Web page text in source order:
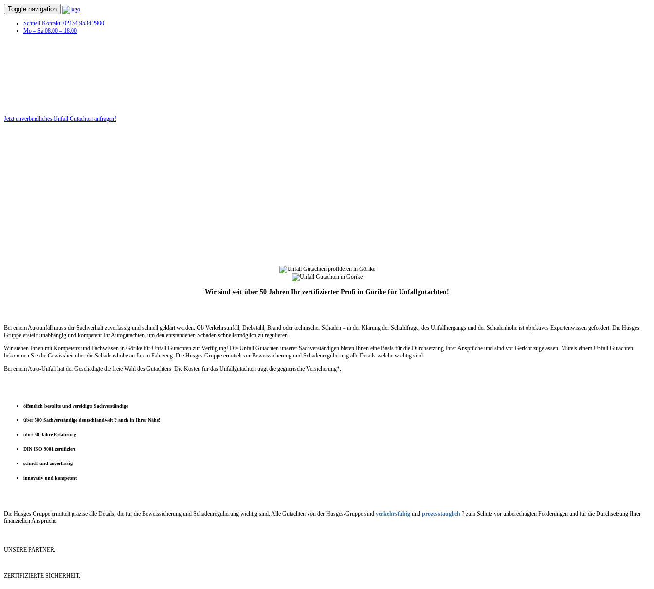
Toggle navigation
Schnell Kontakt: 02154 9534 2900
Mo – Sa 08:00 – 18:00
Jetzt unverbindliches Unfall Gutachten anfragen!
Wir sind seit über 50 Jahren Ihr zertifizierter Profi in Görike für Unfallgutachten!
Bei einem Autounfall muss der Sachverhalt zuverlässig und schnell geklärt werden. Ob Verkehrsunfall, Diebstahl, Brand oder technischer Schaden – in der Klärung der Schuldfrage, des Unfallhergangs und der Schadenhöhe ist objektives Expertenwissen gefordert. Die Hüsges
Gruppe erstellt unabhängig und kompetent Ihr Autogutachten, um den entstandenen Schaden schnellstmöglich zu regulieren.
Wir stehen Ihnen mit Kompetenz und Fachwissen in Görike für Unfall Gutachten zur Verfügung! Die Unfall Gutachten unserer Sachverständigen bieten Ihnen eine Basis für die Durchsetzung Ihrer Ansprüche und sind vor Gericht zugelassen. Mittels einem Unfall Gutachten
bekommen Sie die Gewissheit über die Schadenshöhe an Ihrem Fahrzeug. Die Hüsges Gruppe ermittelt zur Beweissicherung und Schadenregulierung alle Details welche wichtig sind.
Bei einem Auto-Unfall hat der Geschädigte die freie Wahl des Gutachters. Die Kosten für das Unfallgutachten trägt die gegnerische Versicherung*.
öffentlich bestellte und vereidigte Sachverständige
über 500 Sachverständige deutschlandweit ? auch in Ihrer Nähe!
über 50 Jahre Erfahrung
DIN ISO 9001 zertifiziert
schnell und zuverlässig
innovativ und kompetent
Die Hüsges Gruppe ermittelt präzise alle Details, die für die Beweissicherung und Schadenregulierung wichtig sind. Alle Gutachten von der Hüsges-Gruppe sind verkehrsfähig und prozesstauglich ? zum Schutz vor unberechtigten Forderungen und für die Durchsetzung Ihrer
finanziellen Ansprüche.
UNSERE PARTNER:
ZERTIFIZIERTE SICHERHEIT: